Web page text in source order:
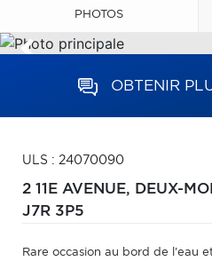
PHOTOS
OBTENIR
ULS : 24070090
2 11E AVENUE, DEUX-
J7R 3P5
Rare occasion au bord de l'eau